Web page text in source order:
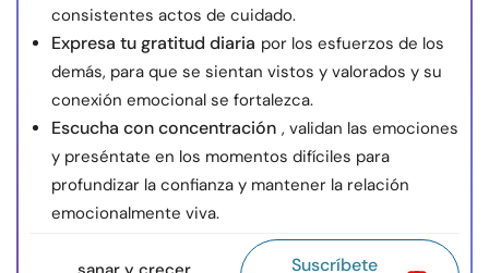
consistentes actos de cuidado.
Expresa tu gratitud diaria por los esfuerzos de los
demás, para que se sientan vistos y valorados y su
conexión emocional se fortalezca.
Escucha con concentración , validan las emociones
y preséntate en los momentos difíciles para
profundizar la confianza y mantener la relación
emocionalmente viva.
Suscríbete